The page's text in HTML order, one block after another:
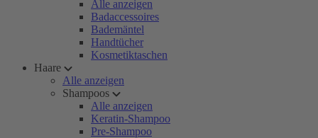
Alle anzeigen
Badaccessoires
Bademäntel
Handtücher
Kosmetiktaschen
Haare
Alle anzeigen
Shampoos
Alle anzeigen
Keratin-Shampoo
Pre-Shampoo